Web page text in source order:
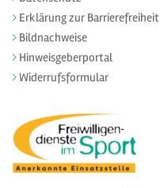
Erklärung zur Barrierefreiheit
Bildnachweise
Hinweisgeberportal
Widerrufsformular